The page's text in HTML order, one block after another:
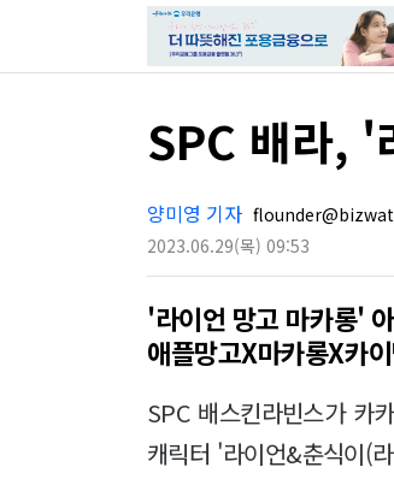
SPC 배라, '
양미영 기자
2023.06.29(목) 09:53
'라이언 망고 마카롱'
애플망고X마카롱X카
SPC 배스킨라빈스가 카
캐릭터 '라이언&춘식이(